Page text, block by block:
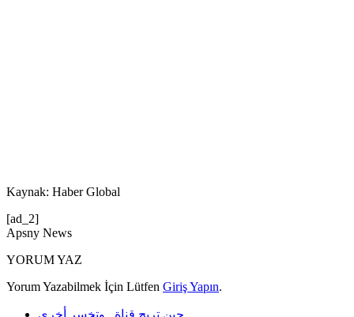
Kaynak: Haber Global
[ad_2]
Apsny News
YORUM YAZ
Yorum Yazabilmek İçin Lütfen Giriş Yapın.